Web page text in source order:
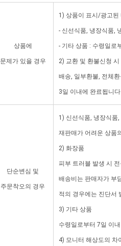
상품에
문제가 있을 경우
1) 상품이 표시/광고된
- 신선식품, 냉장식품,
- 기타 상품 : 수령일로
2) 교환 및 환불신청
배송, 일부환불, 전체
3일 이내에 완료됩니
단순변심 및
주문착오의 경우
1) 신선식품, 냉장식품
재판매가 어려운 상품
2) 화장품
피부 트러블 발생 시
배송비는 판매자가 부
적의 경우에는 진단서
3) 기타 상품
수령일로부터 7일 이
4) 모니터 해상도의 차